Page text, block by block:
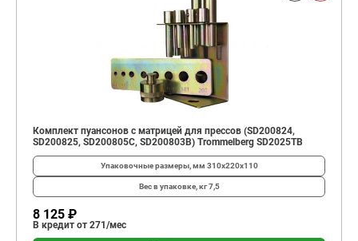
Комплект пуансонов с матрицей для прессов (SD200824,
SD200825, SD200805C, SD200803B) Trommelberg SD2025TB
Упаковочные размеры, мм 310х220х110
Вес в упаковке, кг7,5
8 125 ₽
В кредит от 271/мес